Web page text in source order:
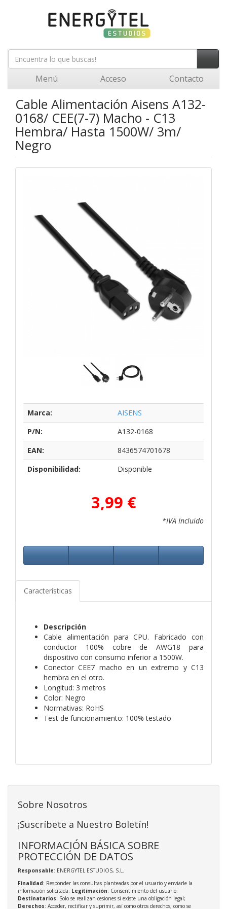
Menú Acceso Contacto
Cable Alimentación Aisens A132-
0168/ CEE(7-7) Macho - C13
Hembra/ Hasta 1500W/ 3m/
Negro
Marca:
AISENS
P/N:
A132-0168
EAN:
8436574701678
Disponibilidad:
Disponible
3,99 €
*IVA Incluido
Características
Descripción
Cable alimentación para CPU. Fabricado con
conductor 100% cobre de AWG18 para
dispositivo con consumo inferior a 1500W.
Conector CEE7 macho en un extremo y C13
hembra en el otro.
Longitud: 3 metros
Color: Negro
Normativas: RoHS
Test de funcionamiento: 100% testado
Sobre Nosotros
¡Suscríbete a Nuestro Boletín!
INFORMACIÓN BÁSICA SOBRE
PROTECCIÓN DE DATOS
Responsable: ENERGYTEL ESTUDIOS, S.L.
Finalidad: Responder las consultas planteadas por el usuario y enviarle la
información solicitada; Legitimación: Consentimiento del usuario;
Destinatarios: Solo se realizan cesiones si existe una obligación legal;
Derechos: Acceder, rectificar y suprimir, así como otros derechos, como se